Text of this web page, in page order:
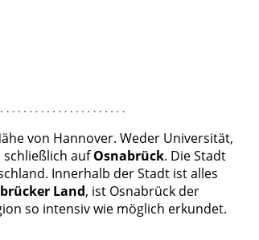
von Hannover. Weder Universität,
aufOsnabrück. Die Stadt
Innerhalb der Stadt ist alles
Land, ist Osnabrück der
so intensiv wie möglich erkundet.